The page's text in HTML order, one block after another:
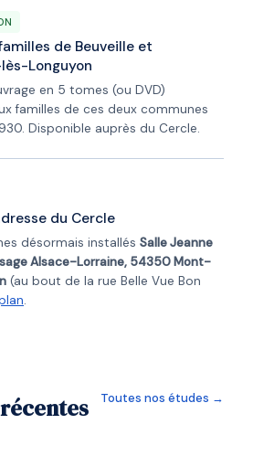
de Beuveille et
Longuyon
en 5 tomes (ou DVD)
familles de ces deux communes
Disponible auprès du Cercle.
du Cercle
désormais installés Salle Jeanne
Alsace-Lorraine, 54350 Mont-
(au bout de la rue Belle Vue Bon
.
Toutes nos études →